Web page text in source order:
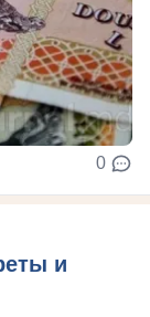
0
и